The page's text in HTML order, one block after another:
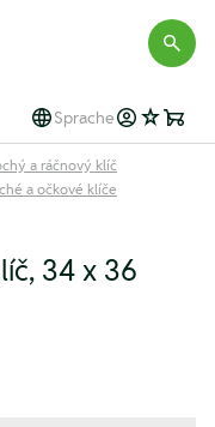
Sprache
a ráčnový klíč
a očkové klíče
34 x 36